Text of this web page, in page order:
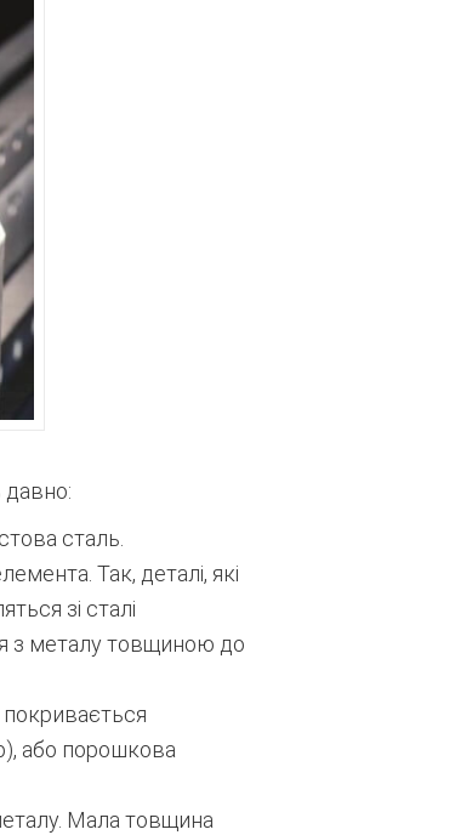
давно:
сталь.
Так, деталі, які
зі сталі
з металу товщиною до
покривається
або порошкова
Мала товщина